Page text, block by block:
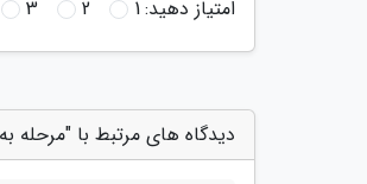
امتیاز دهید:1
2
3
دیدگاه های مرتبط با "مرحله